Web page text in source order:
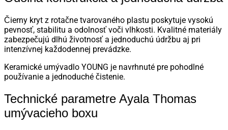
Čierny kryt z rotačne tvarovaného plastu poskytuje vysokú
pevnosť, stabilitu a odolnosť voči vlhkosti. Kvalitné materiály
zabezpečujú dlhú životnosť a jednoduchú údržbu aj pri
intenzívnej každodennej prevádzke.
Keramické umývadlo YOUNG je navrhnuté pre pohodlné
používanie a jednoduché čistenie.
Technické parametre Ayala Thomas
umývacieho boxu